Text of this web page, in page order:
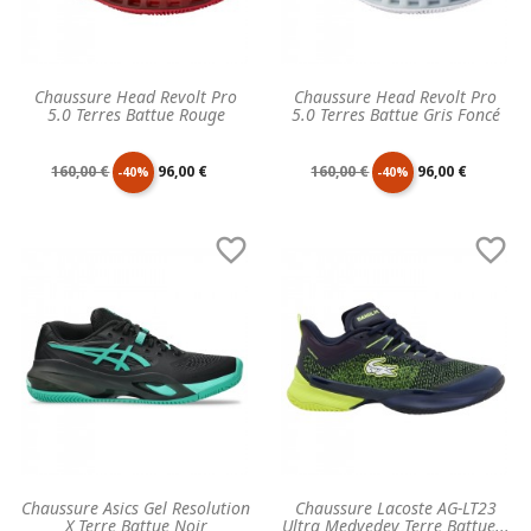
Chaussure Head Revolt Pro
5.0 Terres Battue Rouge
Prix
160,00 € -40% Prix
96,00 €
Chaussure Head Revolt Pro
5.0 Terres Battue Gris Foncé
Prix
160,00 € -40% Prix
96,00 €
Chaussure Asics Gel Resolution
X Terre Battue Noir

Chaussure Lacoste AG-LT23
Ultra Medvedev Terre Battue...
